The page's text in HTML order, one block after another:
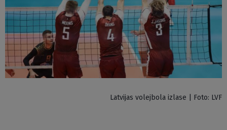
Latvijas volejbola izlase | Foto: LVF